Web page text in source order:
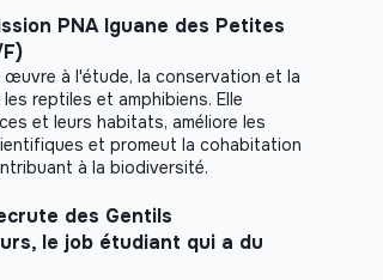
PNA Iguane des Petites
à l'étude, la conservation et la
reptiles et amphibiens. Elle
et leurs habitats, améliore les
et promeut la cohabitation
à la biodiversité.
des Gentils
le job étudiant qui a du